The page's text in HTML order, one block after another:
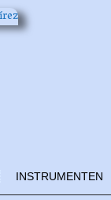
INSTRUMENTEN